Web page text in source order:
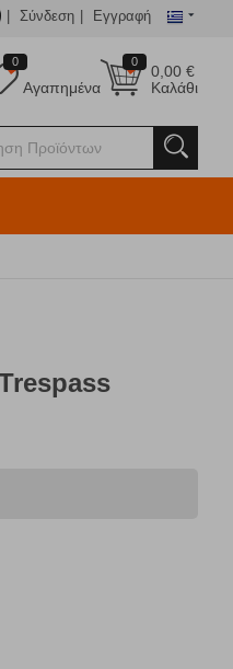
Σύνδεση Εγγραφή
0
0,00€
Καλάθι
0
Αγαπημένα